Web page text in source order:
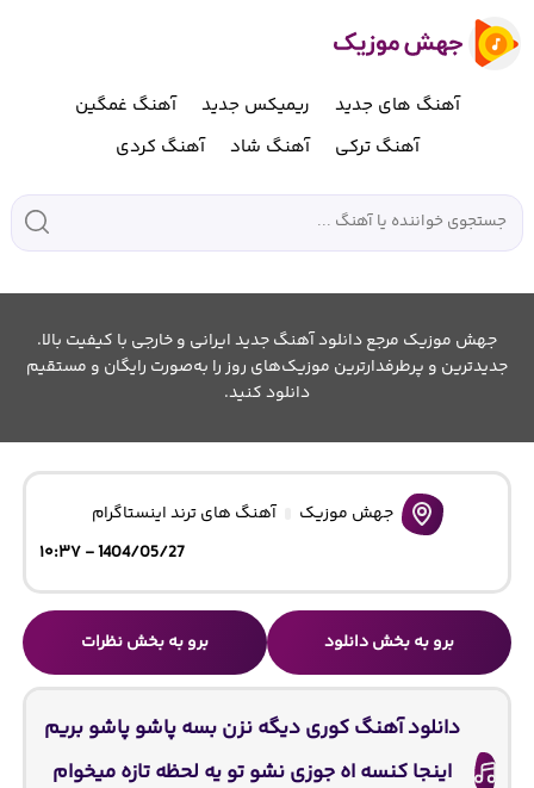
آهنگ های جدید ریمیکس جدید
آهنگ غمگین
آهنگ ترکی
آهنگ شاد آهنگ کردی
جهش موزیک مرجع دانلود آهنگ جدید ایرانی و خارجی با کیفیت بالا.
جدیدترین و پرطرفدارترین موزیک‌های روز را به‌صورت رایگان و مستقیم
دانلود کنید.
جهش موزیک
آهنگ های ترند اینستاگرام
1404/05/27 - ۱۰:۳۷
برو به بخش دانلود برو به بخش نظرات
دانلود آهنگ کوری دیگه نزن بسه پاشو پاشو بریم
اینجا کنسه اه جوزی نشو تو یه لحظه تازه میخوام